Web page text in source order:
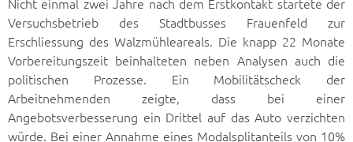
Versuchsbetrieb des Stadtbusses Frauenfeld zur
Erschliessung des Walzmühleareals. Die knapp 22 Monate
Vorbereitungszeit beinhalteten neben Analysen auch die
politischen Prozesse. Ein Mobilitätscheck der
Arbeitnehmenden zeigte, dass bei einer
Angebotsverbesserung ein Drittel auf das Auto verzichten
würde. Bei einer Annahme eines Modalsplitanteils von 10%